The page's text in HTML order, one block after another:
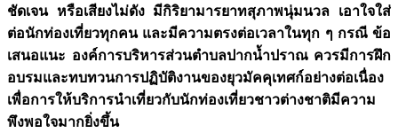
ชัดเจน หรือเสียงไม่ดัง มีกิริยามารยาทสุภาพนุ่มนวล เอาใจใส่
ต่อนักท่องเที่ยวทุกคน และมีความตรงต่อเวลาในทุก ๆ กรณี ข้อ
เสนอแนะ องค์การบริหารส่วนตำบลปากน้ำปราณ ควรมีการฝึก
อบรมและทบทวนการปฏิบัติงานของยุวมัคคุเทศก์อย่างต่อเนื่อง
เพื่อการให้บริการนำเที่ยวกับนักท่องเที่ยวชาวต่างชาติมีความ
พึงพอใจมากยิ่งขึ้น